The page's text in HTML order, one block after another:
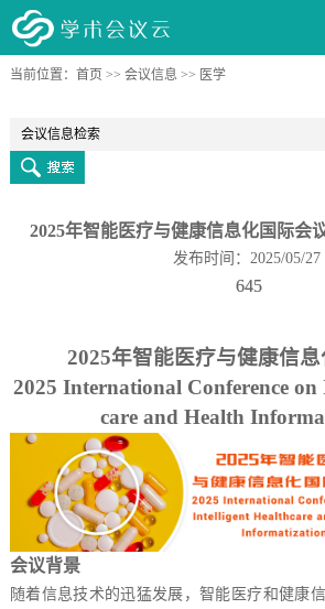
当前位置： 首页 >> 会议信息 >> 医学
第二届智能控制与电气工程国际学术会议（
2025年智能医疗与健康信息化国际会
发布时间：2025/05/27
645
2025年智能医疗与健康信
2025 International Conference
care and Health
会议背景
随着信息技术的迅猛发展，智能医疗和健康